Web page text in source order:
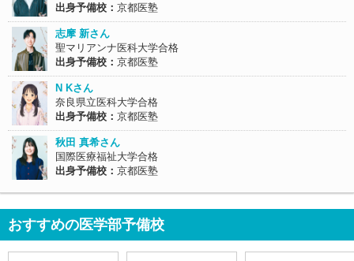
出身予備校： 京都医塾
志摩 新さん
聖マリアンナ医科大学合格
出身予備校： 京都医塾
N Kさん
奈良県立医科大学合格
出身予備校： 京都医塾
秋田 真希さん
国際医療福祉大学合格
出身予備校： 京都医塾
おすすめの医学部予備校